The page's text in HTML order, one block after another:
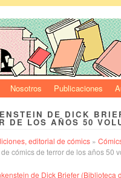
Nosotros Publicaciones
DE DICK
DE LOS AÑOS 50
editorial de cómics »
cómics de terror de los años 50